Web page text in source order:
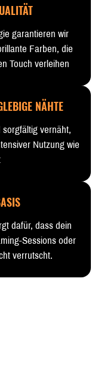
garantieren wir
Farben, die
Touch verleihen
NÄHTE
vernäht,
Nutzung wie
dafür, dass dein
Sessions oder
verrutscht.